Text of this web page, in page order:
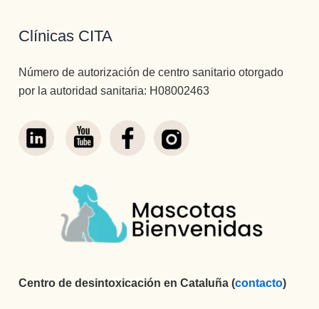
Clínicas CITA
Número de autorización de centro sanitario otorgado
por la autoridad sanitaria: H08002463
Centro de desintoxicación en Cataluña (contacto)